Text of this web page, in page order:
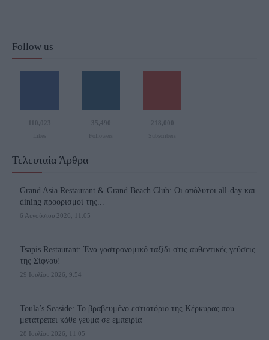
Follow us
110,023 35,490 218,000
Τελευταία Άρθρα
Grand Asia Restaurant & Grand Beach Club: Οι απόλυτοι all-day και
dining προορισμοί της...
6 Αυγούστου 2026, 11:05
Tsapis Restaurant: Ένα γαστρονομικό ταξίδι στις αυθεντικές γεύσεις
της Σίφνου!
29 Ιουλίου 2026, 9:54
Toula’s Seaside: Το βραβευμένο εστιατόριο της Κέρκυρας που
μετατρέπει κάθε γεύμα σε εμπειρία
28 Ιουλίου 2026, 11:05